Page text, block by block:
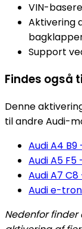
VIN-
Aktivering
Support
Findes også
Denne
til andre Audi-
Audi A4
Audi A5
Audi A7
Audi e-
Nedenfor